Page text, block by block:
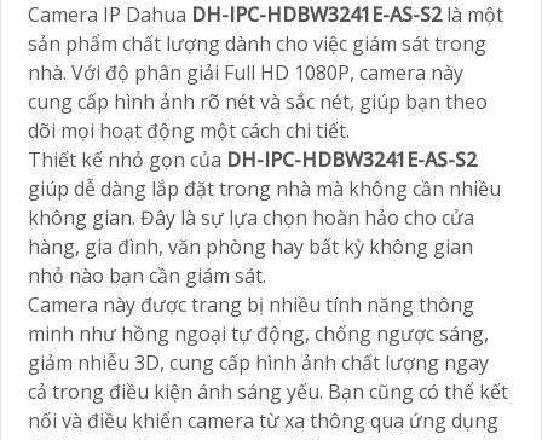
Camera IP Dahua DH-IPC-HDBW3241E-AS-S2là một
sản phẩm chất lượng dành cho việc giám sát trong
nhà. Với độ phân giải Full HD 1080P, camera này
cung cấp hình ảnh rõ nét và sắc nét, giúp bạn theo
dõi mọi hoạt động một cách chi tiết.
Thiết kế nhỏ gọn của DH-IPC-HDBW3241E-AS-S2
giúp dễ dàng lắp đặt trong nhà mà không cần nhiều
không gian. Đây là sự lựa chọn hoàn hảo cho cửa
hàng, gia đình, văn phòng hay bất kỳ không gian
nhỏ nào bạn cần giám sát.
Camera này được trang bị nhiều tính năng thông
minh như hồng ngoại tự động, chống ngược sáng,
giảm nhiễu 3D, cung cấp hình ảnh chất lượng ngay
cả trong điều kiện ánh sáng yếu. Bạn cũng có thể kết
nối và điều khiển camera từ xa thông qua ứng dụng